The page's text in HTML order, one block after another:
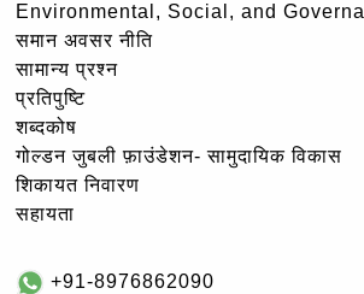
Environmental, Social, and
समान अवसर नीति
सामान्य प्रश्न
प्रतिपुष्टि
शब्दकोष
गोल्‍डन जुबली फ़ाउंडेशन- सामुदायिक विकास
शिकायत निवारण
सहायता
+91-8976862090